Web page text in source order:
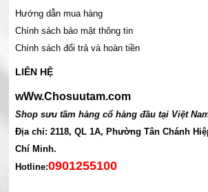
Hướng dẫn mua hàng
Chính sách bảo mật thông tin
Chính sách đổi trả và hoàn tiền
LIÊN HỆ
wWw.Chosuutam.com
Shop sưu tầm hàng cổ hàng đầu tại Việt
Địa chỉ: 2118, QL 1A, Phường Tân Chánh
Chí Minh.
Hotline:0901255100